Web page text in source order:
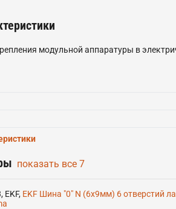
модульной аппаратуры в
показать все 7
, EKF, EKF Шина "0" N (6x9мм) 6 отверстий